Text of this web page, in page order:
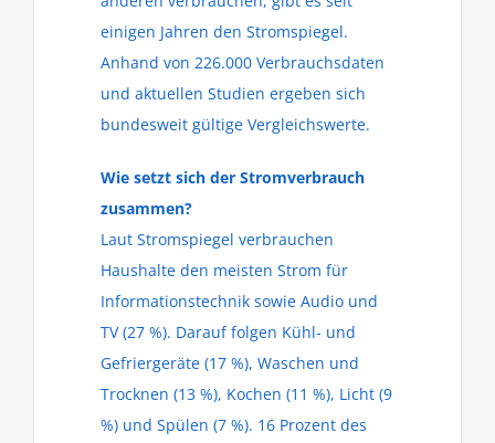
einigen Jahren den Stromspiegel.
Anhand von 226.000 Verbrauchsdaten
und aktuellen Studien ergeben sich
bundesweit gültige Vergleichswerte.
Wie setzt sich der Stromverbrauch
zusammen?
Laut Stromspiegel verbrauchen
Haushalte den meisten Strom für
Informationstechnik sowie Audio und
TV (27 %). Darauf folgen Kühl- und
Gefriergeräte (17 %), Waschen und
Trocknen (13 %), Kochen (11 %), Licht (9
%) und Spülen (7 %). 16 Prozent des